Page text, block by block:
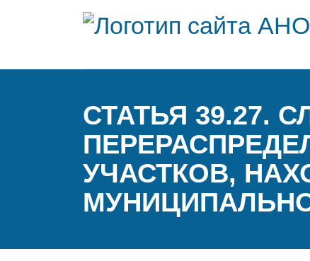
СТАТЬЯ 39.27.
УЧАСТКОВ,